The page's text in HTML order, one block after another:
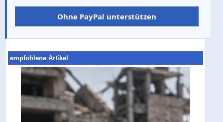
Ohne PayPal unterstützen
empfohlene Artikel